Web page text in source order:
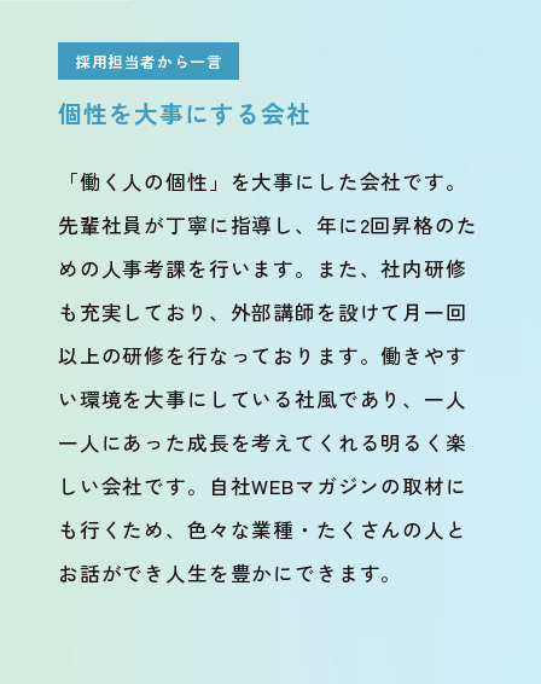
採用担当者から一言
個性を大事にする会社
「働く人の個性」を大事にした会社です。
先輩社員が丁寧に指導し、年に2回昇格のた
めの人事考課を行います。また、社内研修
も充実しており、外部講師を設けて月一回
以上の研修を行なっております。働きやす
い環境を大事にしている社風であり、一人
一人にあった成長を考えてくれる明るく楽
しい会社です。自社WEBマガジンの取材に
も行くため、色々な業種・たくさんの人と
お話ができ人生を豊かにできます。